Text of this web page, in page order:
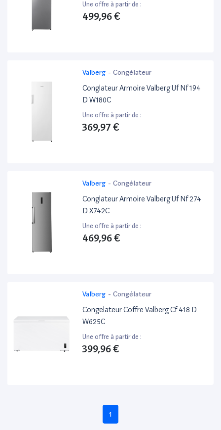
Une offre à partir de :
499,96 €
Valberg - Congélateur
Conglateur Armoire Valberg Uf Nf 194
D W180C
Une offre à partir de :
369,97 €
Valberg - Congélateur
Conglateur Armoire Valberg Uf Nf 274
D X742C
Une offre à partir de :
469,96 €
Valberg - Congélateur
Congelateur Coffre Valberg Cf 418 D
W625C
Une offre à partir de :
399,96 €
1